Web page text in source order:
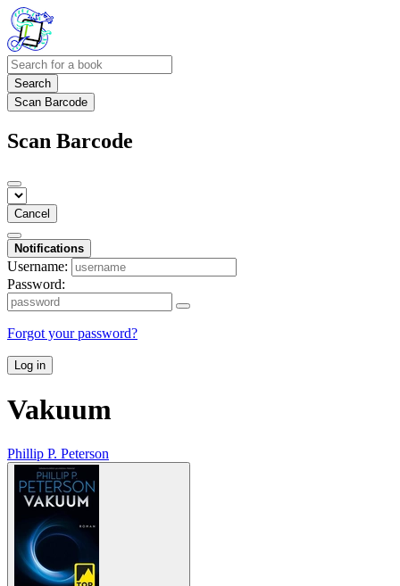
Search
Scan Barcode
Scan Barcode
Cancel
Notifications
Username:
Password:
Forgot your password?
Log in
Vakuum
Phillip P. Peterson